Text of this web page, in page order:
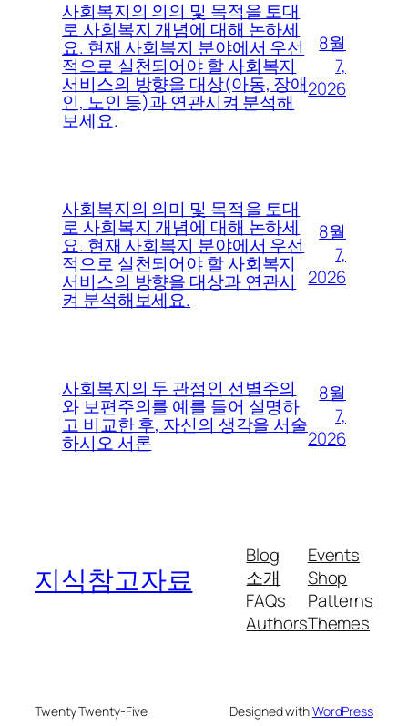
사회복지의 의의 및 목적을 토대
로 사회복지 개념에 대해 논하세
요. 현재 사회복지 분야에서 우선
적으로 실천되어야 할 사회복지
서비스의 방향을 대상(아동, 장애
인, 노인 등)과 연관시켜 분석해
보세요.
8월
7,
2026
사회복지의 의미 및 목적을 토대
로 사회복지 개념에 대해 논하세
요. 현재 사회복지 분야에서 우선
적으로 실천되어야 할 사회복지
서비스의 방향을 대상과 연관시
켜 분석해보세요.
8월
7,
2026
사회복지의 두 관점인 선별주의
와 보편주의를 예를 들어 설명하
고 비교한 후, 자신의 생각을 서술
하시오 서론
8월
7,
2026
지식참고자료
Blog
소개
FAQs
Authors
Events
Shop
Patterns
Themes
Twenty Twenty-Five Designed withWordPress